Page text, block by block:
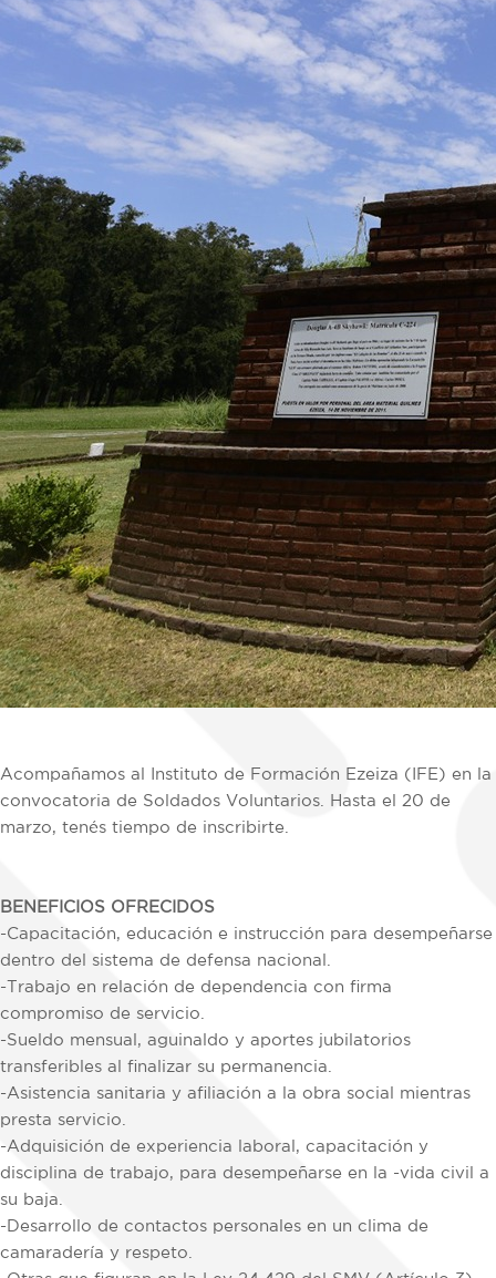
Acompañamos al Instituto de Formación Ezeiza (IFE) en la
convocatoria de Soldados Voluntarios. Hasta el 20 de
marzo, tenés tiempo de inscribirte.
BENEFICIOS OFRECIDOS
-Capacitación, educación e instrucción para desempeñarse
dentro del sistema de defensa nacional.
-Trabajo en relación de dependencia con firma
compromiso de servicio.
-Sueldo mensual, aguinaldo y aportes jubilatorios
transferibles al finalizar su permanencia.
-Asistencia sanitaria y afiliación a la obra social mientras
presta servicio.
-Adquisición de experiencia laboral, capacitación y
disciplina de trabajo, para desempeñarse en la -vida civil a
su baja.
-Desarrollo de contactos personales en un clima de
camaradería y respeto.